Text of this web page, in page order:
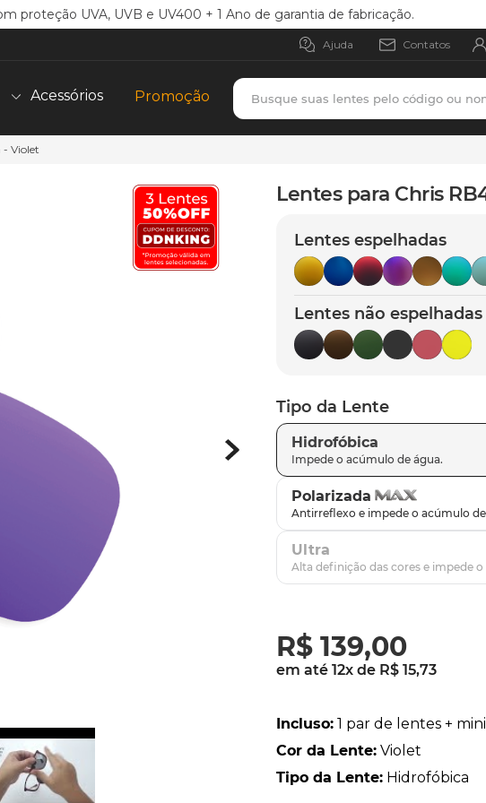
proteção UVA, UVB e UV400 + 1 Ano de garantia de fabricação.
Ajuda Contatos
Acessórios Promoção
Busque suas lentes pelo código
- Violet
Lentes para Chris
Lentes espelhadas
Lentes não espelhadas
Tipo da Lente
Hidrofóbica
Polarizada
Ultra
R$ 139,00
em até12x de R$ 15,73
Incluso: 1 par de lentes +
Cor da Lente: Violet
Tipo da Lente: Hidrofóbica
TERMOS MAIS BUSCADOS
8
parafusos
gascan